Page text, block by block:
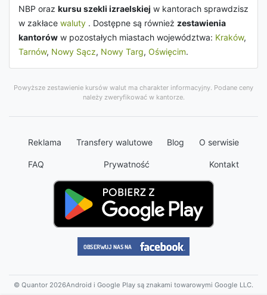
NBP oraz kursu szekli izraelskiej w kantorach sprawdzisz
w zakłace waluty . Dostępne są również zestawienia
kantorów w pozostałych miastach województwa: Kraków,
Tarnów, Nowy Sącz, Nowy Targ, Oświęcim.
Powyższe zestawienie kursów walut ma charakter informacyjny. Podane ceny
należy zweryfikować w kantorze.
Reklama Transfery walutowe Blog O serwisie
FAQ Prywatność Kontakt
© Quantor 2026Android i Google Play są znakami towarowymi Google LLC.